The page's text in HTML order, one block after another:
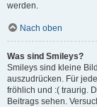
werden.
Nach oben
Was sind Smileys?
Smileys sind kleine
auszudrücken. Für
fröhlich und :( traurig.
Beitrags sehen.